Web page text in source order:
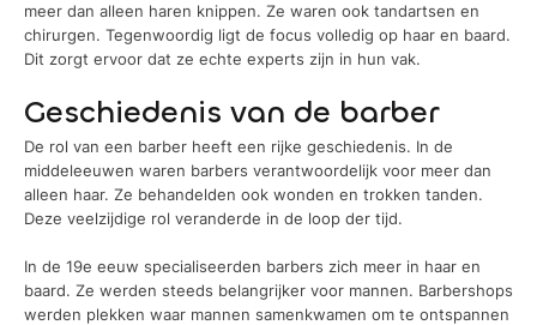
meer dan alleen haren knippen. Ze waren ook tandartsen en
chirurgen. Tegenwoordig ligt de focus volledig op haar en baard.
Dit zorgt ervoor dat ze echte experts zijn in hun vak.
Geschiedenis van de barber
De rol van een barber heeft een rijke geschiedenis. In de
middeleeuwen waren barbers verantwoordelijk voor meer dan
alleen haar. Ze behandelden ook wonden en trokken tanden.
Deze veelzijdige rol veranderde in de loop der tijd.
In de 19e eeuw specialiseerden barbers zich meer in haar en
baard. Ze werden steeds belangrijker voor mannen. Barbershops
werden plekken waar mannen samenkwamen om te ontspannen